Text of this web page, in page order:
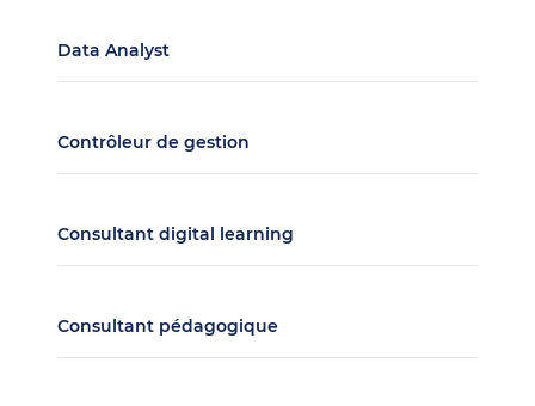
Data Analyst
Contrôleur de gestion
Consultant digital learning
Consultant pédagogique